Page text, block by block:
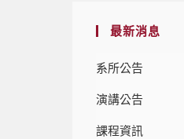
最新消息
系所公告
演講公告
課程資訊